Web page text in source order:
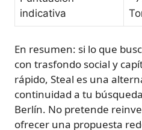
indicativa
En resumen: si lo que
con trasfondo social y
rápido, Steal es una
continuidad a tu
Berlín. No pretende
ofrecer una propuesta